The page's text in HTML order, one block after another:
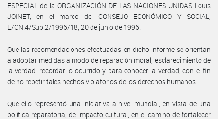
ESPECIAL de la ORGANIZACIÓN DE LAS NACIONES UNIDAS Louis
JOINET, en el marco del CONSEJO ECONÓMICO Y SOCIAL,
E/CN.4/Sub.2/1996/18, 20 de junio de 1996.
Que las recomendaciones efectuadas en dicho informe se orientan
a adoptar medidas a modo de reparación moral, esclarecimiento de
la verdad, recordar lo ocurrido y para conocer la verdad, con el fin
de no repetir tales hechos violatorios de los derechos humanos.
Que ello representó una iniciativa a nivel mundial, en vista de una
política reparatoria, de impacto cultural, en el camino de fortalecer